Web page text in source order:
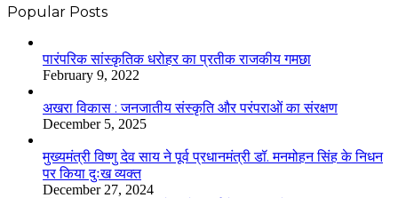
Popular Posts
​​​​​​​पारंपरिक सांस्कृतिक धरोहर का प्रतीक राजकीय गमछा
February 9, 2022
अखरा विकास : जनजातीय संस्कृति और परंपराओं का संरक्षण
December 5, 2025
मुख्यमंत्री विष्णु देव साय ने पूर्व प्रधानमंत्री डॉ. मनमोहन सिंह के निधन
पर किया दुःख व्यक्त
December 27, 2024